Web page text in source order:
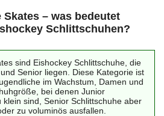
– was bedeutet
Schlittschuhen?
sind Eishockey Schlittschuhe, die
Senior liegen. Diese Kategorie ist
im Wachstum, Damen und
bei denen Junior
sind, Senior Schlittschuhe aber
zu voluminös ausfallen.